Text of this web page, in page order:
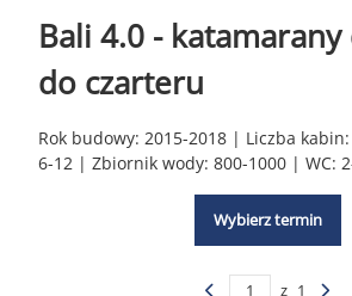
Bali 4.0 -
do czarteru
Rok budowy: 2015-2018 | Liczba
6-12 | Zbiornik wody: 800-1000 | WC:
Wybierz termin
z 1